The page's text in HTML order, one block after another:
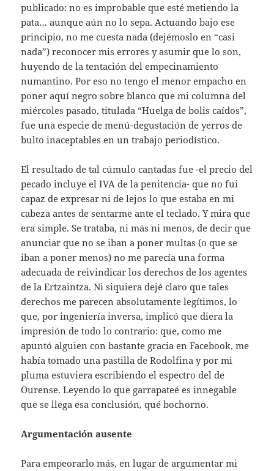
publicado: no es improbable que esté metiendo la
pata… aunque aún no lo sepa. Actuando bajo ese
principio, no me cuesta nada (dejémoslo en “casi
nada”) reconocer mis errores y asumir que lo son,
huyendo de la tentación del empecinamiento
numantino. Por eso no tengo el menor empacho en
poner aquí negro sobre blanco que mi columna del
miércoles pasado, titulada “Huelga de bolis caídos”,
fue una especie de menú-degustación de yerros de
bulto inaceptables en un trabajo periodístico.
El resultado de tal cúmulo cantadas fue -el precio del
pecado incluye el IVA de la penitencia- que no fui
capaz de expresar ni de lejos lo que estaba en mi
cabeza antes de sentarme ante el teclado. Y mira que
era simple. Se trataba, ni más ni menos, de decir que
anunciar que no se iban a poner multas (o que se
iban a poner menos) no me parecía una forma
adecuada de reivindicar los derechos de los agentes
de la Ertzaintza. Ni siquiera dejé claro que tales
derechos me parecen absolutamente legítimos, lo
que, por ingeniería inversa, implicó que diera la
impresión de todo lo contrario: que, como me
apuntó alguien con bastante gracia en Facebook, me
había tomado una pastilla de Rodolfina y por mi
pluma estuviera escribiendo el espectro del de
Ourense. Leyendo lo que garrapateé es innegable
que se llega esa conclusión, qué bochorno.
Argumentación ausente
Para empeorarlo más, en lugar de argumentar mi